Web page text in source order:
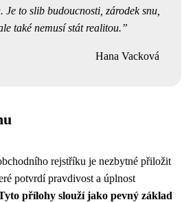
Je to slib budoucnosti, zárodek snu,
také nemusí stát realitou.
Hana Vacková
rejstříku je nezbytné přiložit
potvrdí pravdivost a úplnost
přílohy slouží jako pevný základ